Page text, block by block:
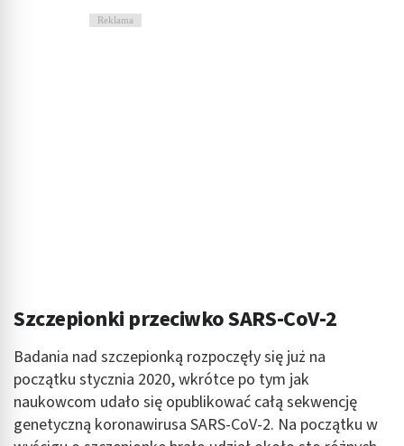
Reklama
Szczepionki przeciwko SARS-CoV-2
Badania nad szczepionką rozpoczęły się już na
początku stycznia 2020, wkrótce po tym jak
naukowcom udało się opublikować całą sekwencję
genetyczną koronawirusa SARS-CoV-2. Na początku w